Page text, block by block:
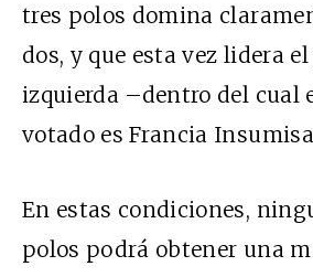
tres polos domina
dos, y que esta vez lidera
izquierda –dentro del cual
votado es Francia
En estas condiciones,
polos podrá obtener una